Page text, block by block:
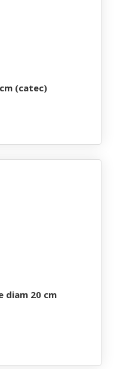
(catec)
diam 20 cm